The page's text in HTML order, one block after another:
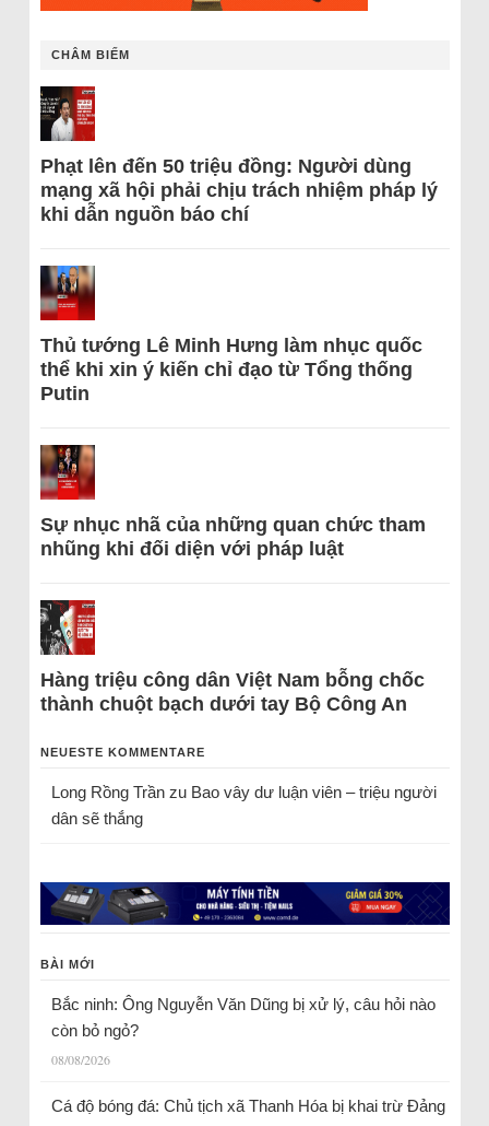
CHÂM BIẾM
Phạt lên đến 50 triệu đồng: Người dùng
mạng xã hội phải chịu trách nhiệm pháp lý
khi dẫn nguồn báo chí
Thủ tướng Lê Minh Hưng làm nhục quốc
thể khi xin ý kiến chỉ đạo từ Tổng thống
Putin
Sự nhục nhã của những quan chức tham
nhũng khi đối diện với pháp luật
Hàng triệu công dân Việt Nam bỗng chốc
thành chuột bạch dưới tay Bộ Công An
NEUESTE KOMMENTARE
Long Rồng Trầnzu Bao vây dư luận viên – triệu người
dân sẽ thắng
BÀI MỚI
Bắc ninh: Ông Nguyễn Văn Dũng bị xử lý, câu hỏi nào
còn bỏ ngỏ?
08/08/2026
Cá độ bóng đá: Chủ tịch xã Thanh Hóa bị khai trừ Đảng